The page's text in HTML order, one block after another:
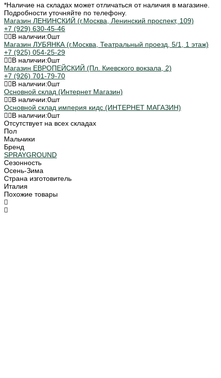
*Наличие на складах может отличаться от наличия в магазине.
Подробности уточняйте по телефону.
Магазин ЛЕНИНСКИЙ (г.Москва, Ленинский проспект, 109)
+7 (929) 630-45-46
В наличии:0шт
Магазин ЛУБЯНКА (г.Москва, Театральный проезд, 5/1, 1 этаж)
+7 (925) 054-25-29
В наличии:0шт
Магазин ЕВРОПЕЙСКИЙ (Пл. Киевского вокзала, 2)
+7 (926) 701-79-70
В наличии:0шт
Основной склад (Интернет Магазин)
В наличии:0шт
Основной склад империя кидс (ИНТЕРНЕТ МАГАЗИН)
В наличии:0шт
Отсутствует на всех складах
Пол
Мальчики
Бренд
SPRAYGROUND
Сезонность
Осень-Зима
Страна изготовитель
Италия
Похожие товары